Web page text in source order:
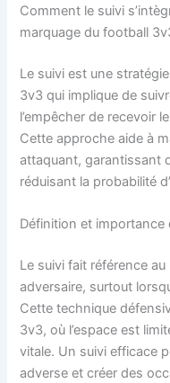
Comment le suivi
marquage du football
Le suivi est une
3v3 qui implique de
l’empêcher de recevoir
Cette approche aide à
attaquant, garantissant
réduisant la probabilité
Définition et
Le suivi fait référence
adversaire, surtout
Cette technique
3v3, où l’espace est
vitale. Un suivi efficace
adverse et créer des